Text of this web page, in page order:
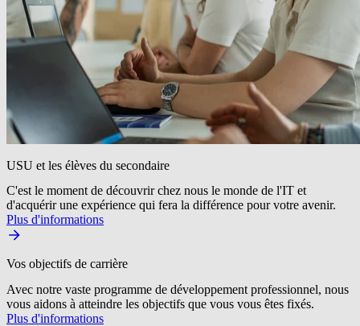
USU et les élèves du secondaire
C'est le moment de découvrir chez nous le monde de l'IT et
d'acquérir une expérience qui fera la différence pour votre avenir.
Plus d'informations
Vos objectifs de carrière
Avec notre vaste programme de développement professionnel, nous
vous aidons à atteindre les objectifs que vous vous êtes fixés.
Plus d'informations